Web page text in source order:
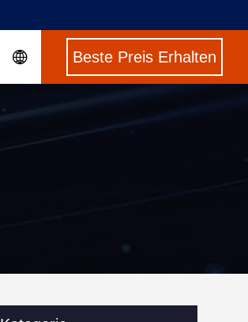
Beste Preis Erhalten